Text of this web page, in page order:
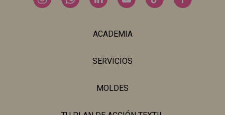
ACADEMIA
SERVICIOS
MOLDES